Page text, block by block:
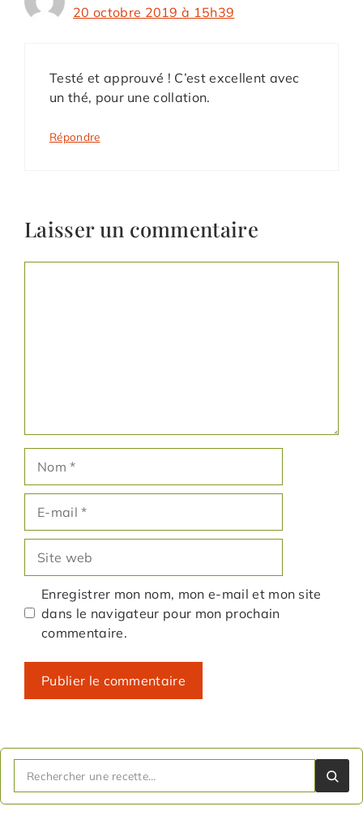
20 octobre 2019 à 15h39
Testé et approuvé ! C’est excellent avec
un thé, pour une collation.
Répondre
Laisser un commentaire
mail
web
Enregistrer mon nom, mon e-mail et mon site
dans le navigateur pour mon prochain
commentaire.